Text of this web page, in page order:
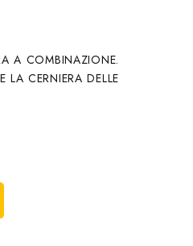
A COMBINAZIONE.
LA CERNIERA DELLE